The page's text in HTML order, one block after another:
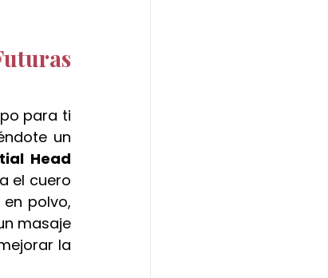
para ti
un
Head
el cuero
polvo,
masaje
la